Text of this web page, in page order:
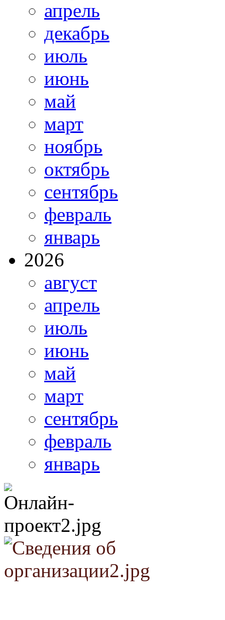
апрель
декабрь
июль
июнь
май
март
ноябрь
октябрь
сентябрь
февраль
январь
2026
август
апрель
июль
июнь
май
март
сентябрь
февраль
январь